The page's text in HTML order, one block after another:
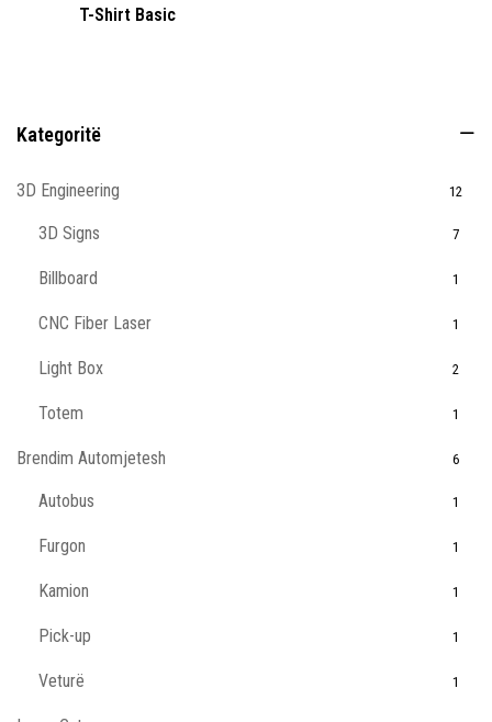
T-Shirt Basic
Kategoritë
3D Engineering 12
3D Signs 7
Billboard 1
CNC Fiber Laser 1
Light Box 2
Totem 1
Brendim Automjetesh 6
Autobus 1
Furgon 1
Kamion 1
Pick-up 1
Veturë 1